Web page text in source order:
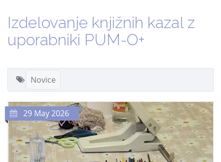
Izdelovanje knjižnih kazal z
uporabniki PUM-O+
Novice
29 May 2026